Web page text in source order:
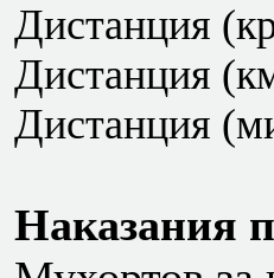
Дистанция
Дистанция
Дистанция
Наказания